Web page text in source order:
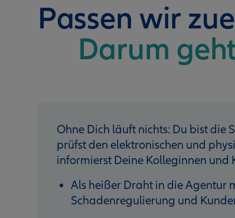
Passen wir
Darum
Ohne Dich läuft nichts: Du bist die
prüfst den elektronischen und
informierst Deine Kolleginnen und
Als heißer Draht in die Agentur
Schadenregulierung und